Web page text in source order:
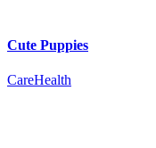
Cute Puppies
CareHealth